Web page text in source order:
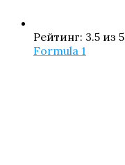
Рейтинг: 3.5 из 5
Formula 1